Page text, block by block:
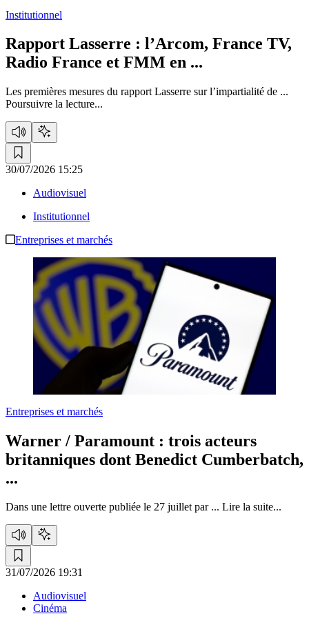
Institutionnel
Rapport Lasserre : l’Arcom, France TV,
Radio France et FMM en ...
Les premières mesures du rapport Lasserre sur l’impartialité de ...
Poursuivre la lecture...
30/07/2026 15:25
Audiovisuel
Institutionnel
Entreprises et marchés
Entreprises et marchés
Warner / Paramount : trois acteurs
britanniques dont Benedict Cumberbatch,
...
Dans une lettre ouverte publiée le 27 juillet par ... Lire la suite...
31/07/2026 19:31
Audiovisuel
Cinéma